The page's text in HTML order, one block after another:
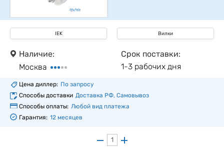
IEK Вилки
Наличие:
Москва
Срок поставки:
1-3 рабочих дня
Цена диллер: По запросу
Способы доставки Доставка РФ, Самовывоз
Способы оплаты: Любой вид платежа
Гарантия: 12 месяцев